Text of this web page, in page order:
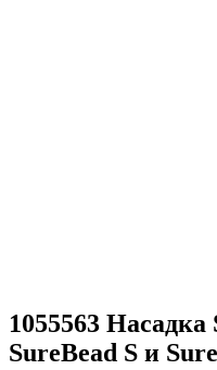
1055563
SureBead S и